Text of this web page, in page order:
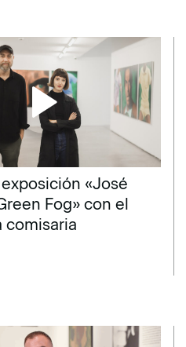
«José
Fog» con el
comisaria